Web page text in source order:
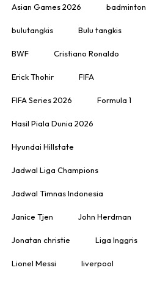
Asian Games 2026 badminton
bulutangkis Bulu tangkis
BWF Cristiano Ronaldo
Erick Thohir FIFA
FIFA Series 2026 Formula 1
Hasil Piala Dunia 2026
Hyundai Hillstate
Jadwal Liga Champions
Jadwal Timnas Indonesia
Janice Tjen John Herdman
Jonatan christie Liga Inggris
Lionel Messi liverpool